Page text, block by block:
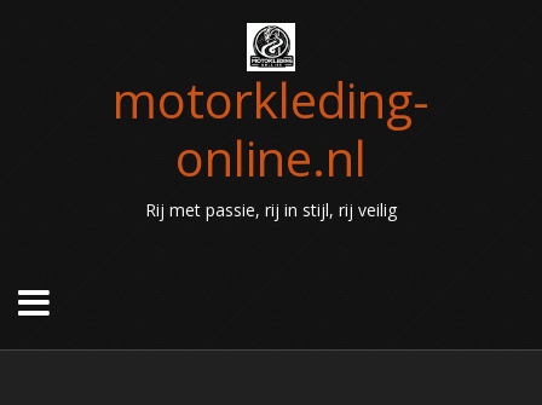
motorkleding-
online.nl
Rij met passie, rij in stijl, rij veilig